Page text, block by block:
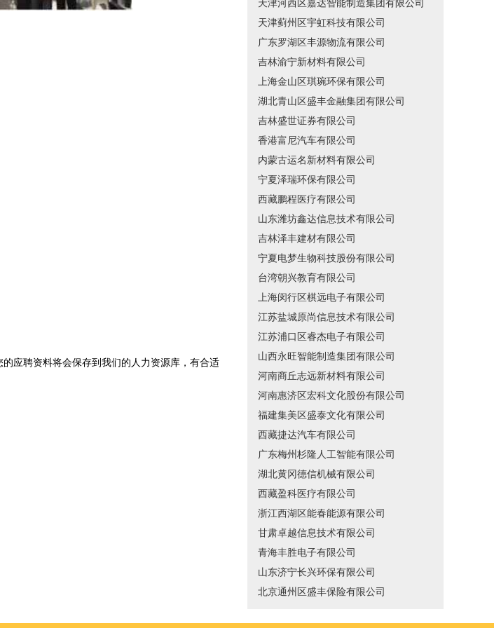
应聘资料将会保存到我们的人力资源库，有合适
天津河西区嘉达智能制造集团有限公司
天津蓟州区宇虹科技有限公司
广东罗湖区丰源物流有限公司
吉林渝宁新材料有限公司
上海金山区琪琬环保有限公司
湖北青山区盛丰金融集团有限公司
吉林盛世证券有限公司
香港富尼汽车有限公司
内蒙古运名新材料有限公司
宁夏泽瑞环保有限公司
西藏鹏程医疗有限公司
山东潍坊鑫达信息技术有限公司
吉林泽丰建材有限公司
宁夏电梦生物科技股份有限公司
台湾朝兴教育有限公司
上海闵行区棋远电子有限公司
江苏盐城原尚信息技术有限公司
江苏浦口区睿杰电子有限公司
山西永旺智能制造集团有限公司
河南商丘志远新材料有限公司
河南惠济区宏科文化股份有限公司
福建集美区盛泰文化有限公司
西藏捷达汽车有限公司
广东梅州杉隆人工智能有限公司
湖北黄冈德信机械有限公司
西藏盈科医疗有限公司
浙江西湖区能春能源有限公司
甘肃卓越信息技术有限公司
青海丰胜电子有限公司
山东济宁长兴环保有限公司
北京通州区盛丰保险有限公司